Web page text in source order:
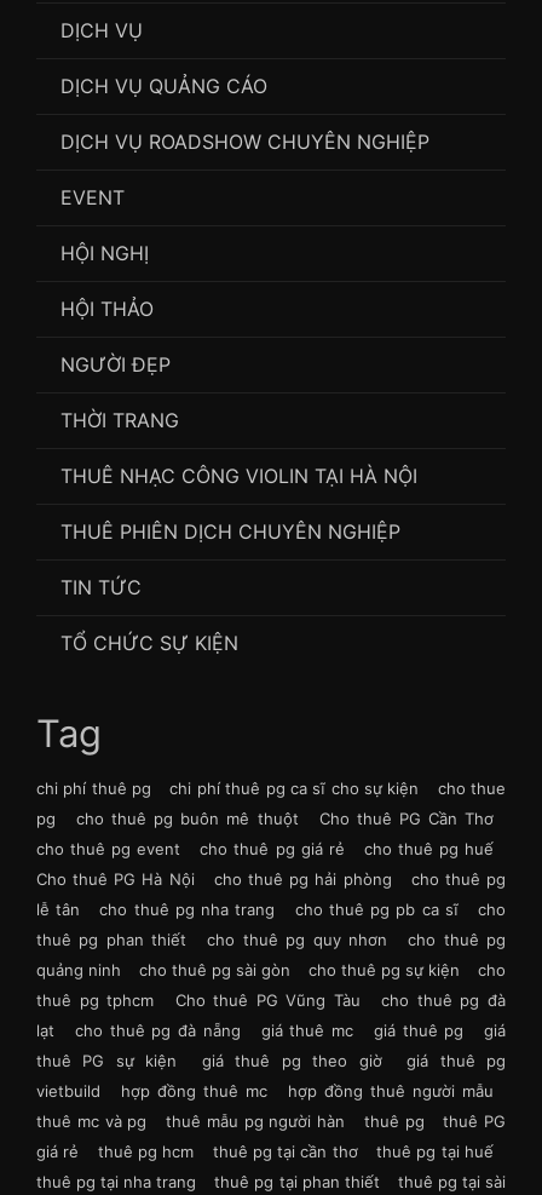
DỊCH VỤ
DỊCH VỤ QUẢNG CÁO
DỊCH VỤ ROADSHOW CHUYÊN NGHIỆP
EVENT
HỘI NGHỊ
HỘI THẢO
NGƯỜI ĐẸP
THỜI TRANG
THUÊ NHẠC CÔNG VIOLIN TẠI HÀ NỘI
THUÊ PHIÊN DỊCH CHUYÊN NGHIỆP
TIN TỨC
TỔ CHỨC SỰ KIỆN
Tag
chi phí thuê pg chi phí thuê pg ca sĩ cho sự kiện
cho thue
pg
cho thuê pg buôn mê thuột
Cho thuê PG Cần Thơ
cho thuê pg event
cho thuê pg giá rẻ
cho thuê pg huế
Cho thuê PG Hà Nội
cho thuê pg hải phòng
cho thuê pg
lễ tân
cho thuê pg nha trang cho thuê pg pb ca sĩ
cho
thuê pg phan thiết
cho thuê pg quy nhơn
cho thuê pg
quảng ninh
cho thuê pg sài gòn cho thuê pg sự kiện
cho
thuê pg tphcm
Cho thuê PG Vũng Tàu
cho thuê pg đà
lạt
cho thuê pg đà nẵng giá thuê mc giá thuê pg
giá
thuê PG sự kiện
giá thuê pg theo giờ
giá thuê pg
vietbuild
hợp đồng thuê mc
hợp đồng thuê người mẫu
thuê mc và pg
thuê mẫu pg người hàn thuê pg
thuê PG
giá rẻ
thuê pg hcm thuê pg tại cần thơ
thuê pg tại huế
thuê pg tại nha trang
thuê pg tại phan thiết thuê pg tại sài